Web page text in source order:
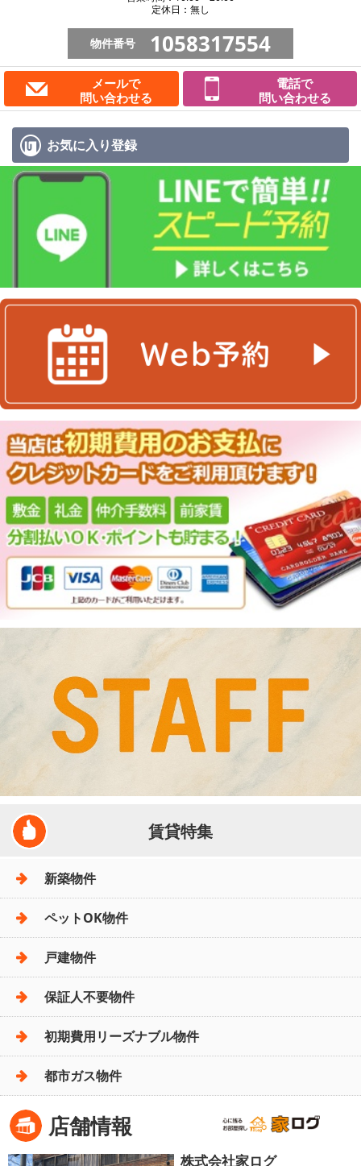
定休日：無し
物件番号 1058317554
メールで
問い合わせる
電話で
問い合わせる
お気に入り登録
賃貸特集
新築物件
ペットOK物件
戸建物件
保証人不要物件
初期費用リーズナブル物件
都市ガス物件
店舗情報
株式会社家ログ